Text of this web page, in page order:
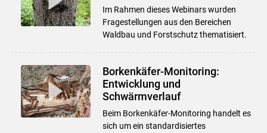
Im Rahmen dieses Webinars wurden
Fragestellungen aus den Bereichen
Waldbau und Forstschutz thematisiert.
Borkenkäfer-Monitoring:
Entwicklung und
Schwärmverlauf
Beim Borkenkäfer-Monitoring handelt es
sich um ein standardisiertes